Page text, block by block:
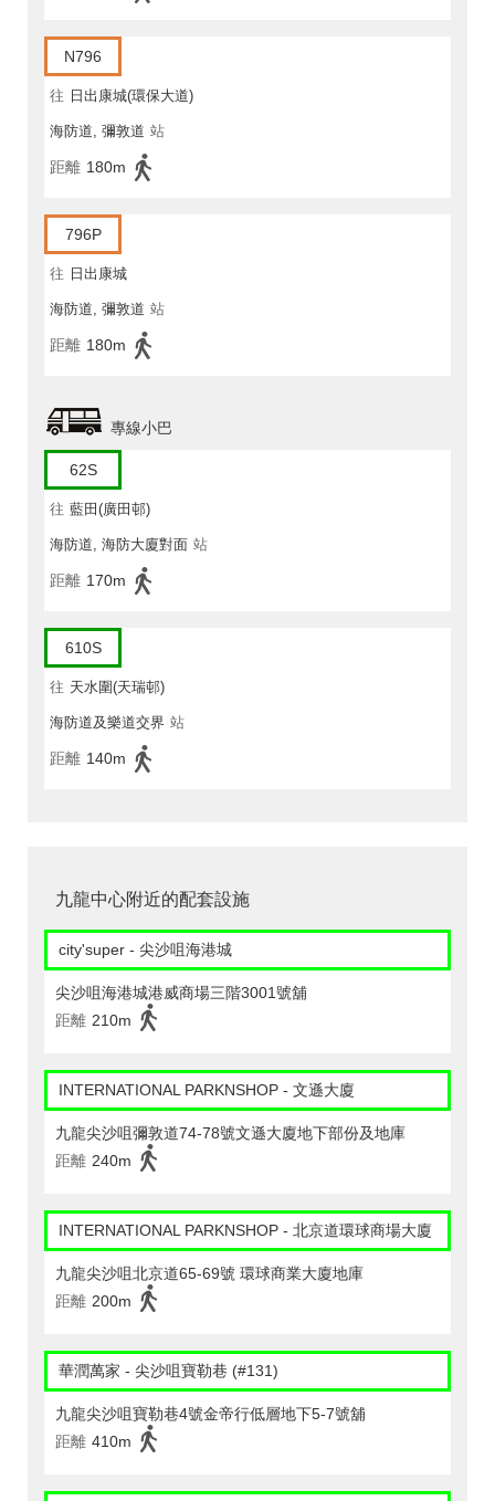
N796
往 日出康城(環保大道)
海防道, 彌敦道 站
距離 180m
796P
往 日出康城
海防道, 彌敦道 站
距離 180m
專線小巴
62S
往 藍田(廣田邨)
海防道, 海防大廈對面 站
距離 170m
610S
往 天水圍(天瑞邨)
海防道及樂道交界 站
距離 140m
九龍中心附近的配套設施
city'super - 尖沙咀海港城
尖沙咀海港城港威商場三階3001號舖
距離 210m
INTERNATIONAL PARKNSHOP - 文遜大廈
九龍尖沙咀彌敦道74-78號文遜大廈地下部份及地庫
距離 240m
INTERNATIONAL PARKNSHOP - 北京道環球商場大廈
九龍尖沙咀北京道65-69號 環球商業大廈地庫
距離 200m
華潤萬家 - 尖沙咀寶勒巷 (#131)
九龍尖沙咀寶勒巷4號金帝行低層地下5-7號舖
距離 410m